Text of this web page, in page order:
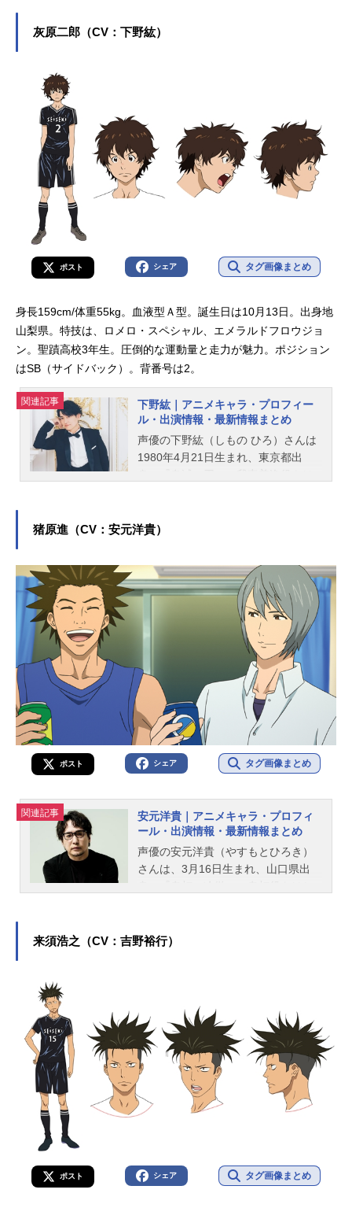
多く演じています。こちらでは、櫻
灰原二郎（CV：下野紘）
ポスト シェア タグ画像まとめ
身長159cm/体重55kg。血液型Ａ型。誕生日は10月13日。出身地
山梨県。特技は、ロメロ・スペシャル、エメラルドフロウジョ
ン。聖蹟高校3年生。圧倒的な運動量と走力が魅力。ポジション
はSB（サイドバック）。背番号は2。
関連記事
下野紘｜アニメキャラ・プロフィー
ル・出演情報・最新情報まとめ
声優の下野紘（しもの ひろ）さんは
1980年4月21日生まれ、東京都出
クターを多く演じています。こちら
猪原進（CV：安元洋貴）
ポスト シェア タグ画像まとめ
関連記事
安元洋貴｜アニメキャラ・プロフィ
ール・出演情報・最新情報まとめ
声優の安元洋貴（やすもとひろき）
さんは、3月16日生まれ、山口県出
演じています。こちらでは、安元洋
来須浩之（CV：吉野裕行）
ポスト シェア タグ画像まとめ